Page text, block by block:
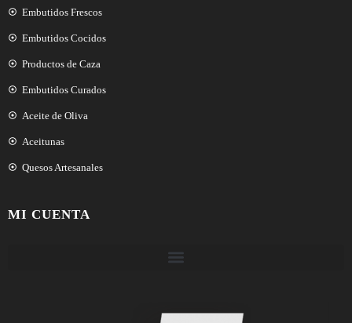
Embutidos Frescos
Embutidos Cocidos
Productos de Caza
Embutidos Curados
Aceite de Oliva
Aceitunas
Quesos Artesanales
MI CUENTA